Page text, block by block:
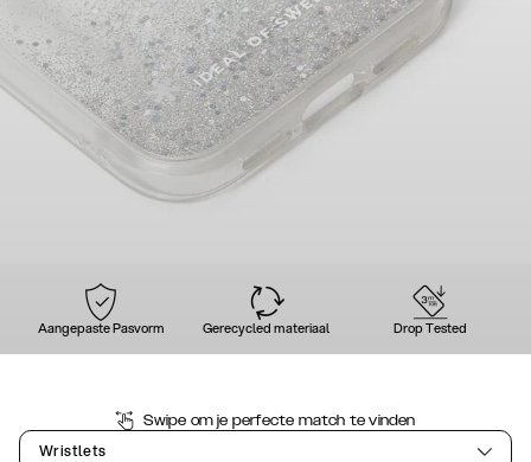
Aangepaste Pasvorm Gerecycled materiaal Drop Tested
Swipe om je perfecte match te vinden
Wristlets